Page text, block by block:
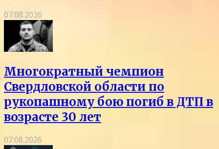
07.08.2026
Многократный чемпион
Свердловской области по
рукопашному бою погиб в ДТП в
возрасте 30 лет
07.08.2026